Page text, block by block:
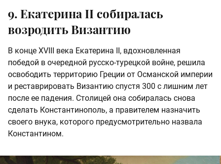
9. Екатерина II собиралась
возродить Византию
В конце XVIII века Екатерина II, вдохновленная
победой в очередной русско-турецкой войне, решила
освободить территорию Греции от Османской империи
и реставрировать Византию спустя 300 с лишним лет
после ее падения. Столицей она собиралась снова
сделать Константинополь, а правителем назначить
своего внука, которого предусмотрительно назвала
Константином.